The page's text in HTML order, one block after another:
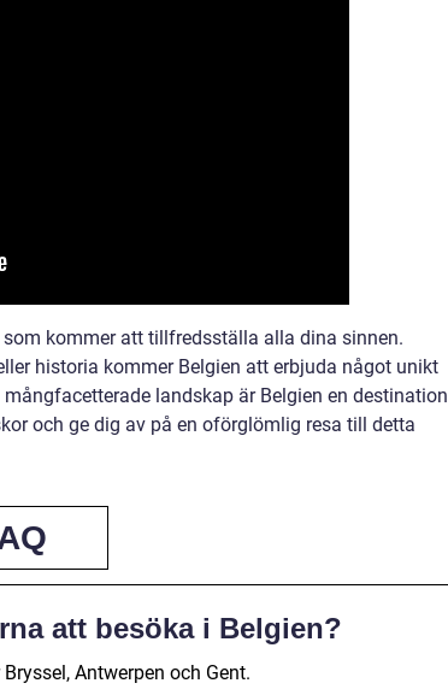
kommer att tillfredsställa alla dina sinnen.
historia kommer Belgien att erbjuda något unikt
landskap är Belgien en destination
och ge dig av på en oförglömlig resa till detta
att besöka i Belgien?
Antwerpen och Gent.